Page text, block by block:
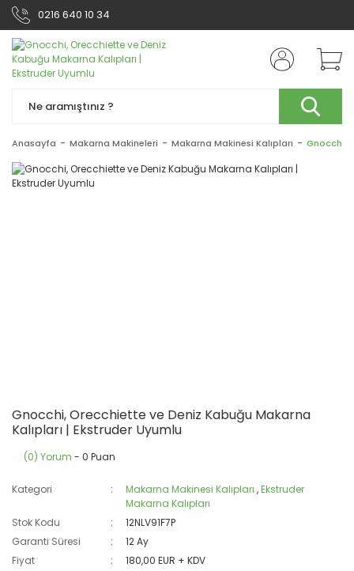
0216 640 10 34
Anasayfa Makarna Makineleri Makarna Makinesi Kalıpları Gnocchi,
Gnocchi, Orecchiette ve Deniz Kabuğu Makarna
Kalıpları | Ekstruder Uyumlu
(0) Yorum - 0 Puan
Kategori Makarna Makinesi Kalıpları ,Ekstruder
Makarna Kalıpları
Stok Kodu
12NLV91F7P
Garanti Süresi
12 Ay
Fiyat
180,00 EUR + KDV